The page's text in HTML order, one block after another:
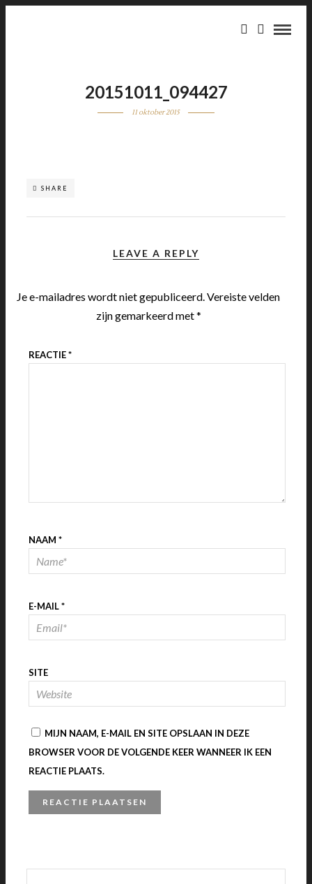
20151011_094427
11 oktober 2015
SHARE
LEAVE A REPLY
Je e-mailadres wordt niet gepubliceerd.Vereiste velden
zijn gemarkeerd met*
REACTIE*
NAAM *
E-MAIL*
SITE
MIJN NAAM, E-MAIL EN SITE OPSLAAN IN DEZE
BROWSER VOOR DE VOLGENDE KEER WANNEER IK EEN
REACTIE PLAATS.